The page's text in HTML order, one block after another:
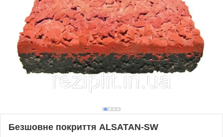
Безшовне покриття ALSATAN-SW